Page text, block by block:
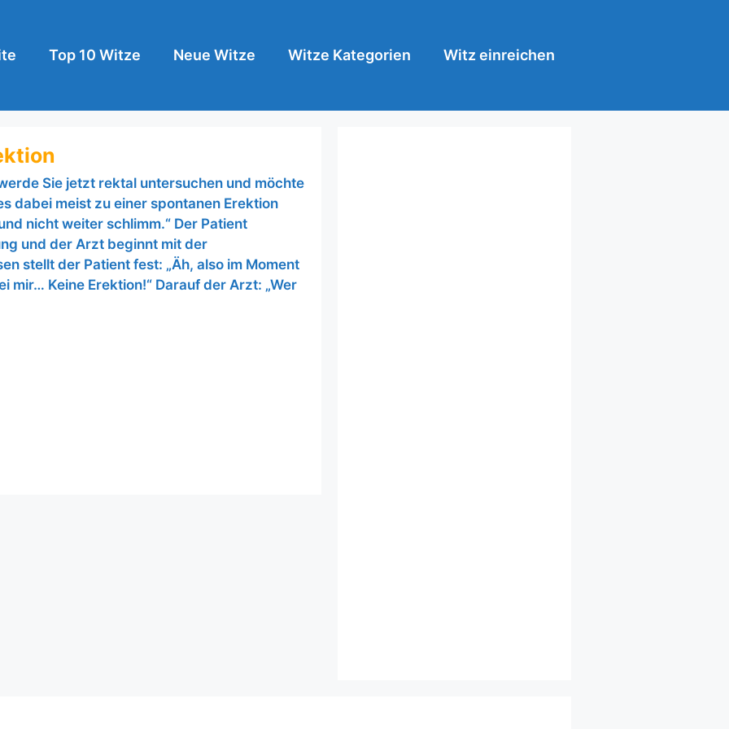
Top 10 Witze Neue Witze Witze Kategorien Witz einreichen
Sie jetzt rektal untersuchen und möchte
dabei meist zu einer spontanen Erektion
nicht weiter schlimm.“ Der Patient
und der Arzt beginnt mit der
stellt der Patient fest: „Äh, also im Moment
mir… Keine Erektion!“ Darauf der Arzt: „Wer